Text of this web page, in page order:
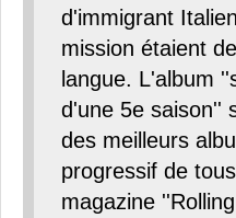
d'immigrant
mission étaient
langue. L'album
d'une 5e saison''
des meilleurs
progressif de
magazine